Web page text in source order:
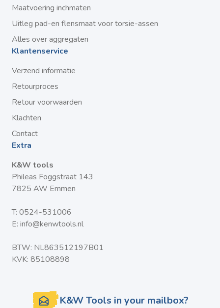
Maatvoering inchmaten
Uitleg pad-en flensmaat voor torsie-assen
Alles over aggregaten
Klantenservice
Verzend informatie
Retourproces
Retour voorwaarden
Klachten
Contact
Extra
K&W tools
Phileas Foggstraat 143
7825 AW Emmen
T: 0524-531006
E: info@kenwtools.nl
BTW: NL863512197B01
KVK: 85108898
K&W Tools in your mailbox?